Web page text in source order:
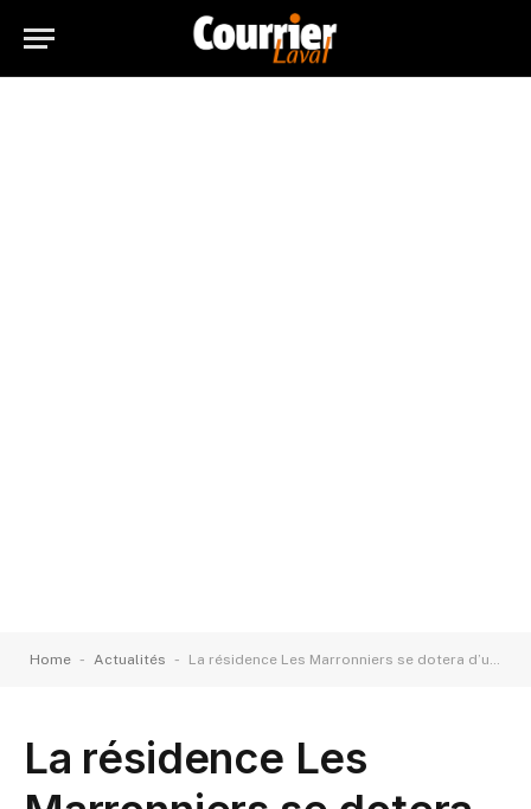
Home - Actualités - La résidence Les Marronniers se dotera d’une 5e tour
La résidence Les